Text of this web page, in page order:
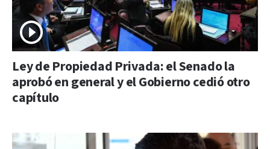
Ley de Propiedad Privada: el Senado la
aprobó en general y el Gobierno cedió otro
capítulo